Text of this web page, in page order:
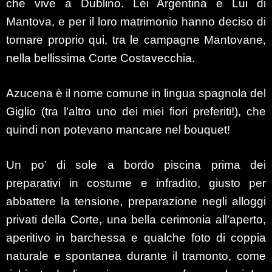
che vive a Dublino. Lei Argentina e Lui di
Mantova, e per il loro matrimonio hanno deciso di
tornare proprio qui, tra le campagne Mantovane,
nella bellissima Corte Costavecchia.
Azucena è il nome comune in lingua spagnola del
Giglio (tra l’altro uno dei miei fiori preferiti!), che
quindi non potevano mancare nel bouquet!
Un po’ di sole a bordo piscina prima dei
preparativi in costume e infradito, giusto per
abbattere la tensione, preparazione negli alloggi
privati della Corte, una bella cerimonia all’aperto,
aperitivo in barchessa e qualche foto di coppia
naturale e spontanea durante il tramonto, come